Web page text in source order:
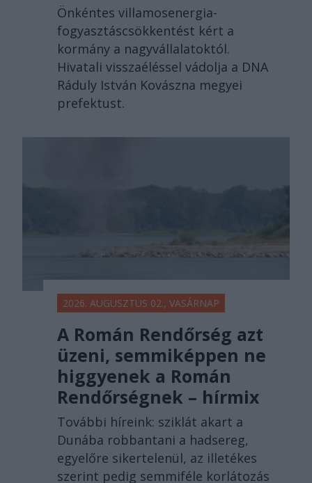
Önkéntes villamosenergia-
fogyasztáscsökkentést kért a
kormány a nagyvállalatoktól.
Hivatali visszaéléssel vádolja a DNA
Ráduly István Kovászna megyei
prefektust.
2026. AUGUSZTUS 02., VASÁRNAP
A Román Rendőrség azt
üzeni, semmiképpen ne
higgyenek a Román
Rendőrségnek – hírmix
További híreink: sziklát akart a
Dunába robbantani a hadsereg,
egyelőre sikertelenül, az illetékes
szerint pedig semmiféle korlátozás